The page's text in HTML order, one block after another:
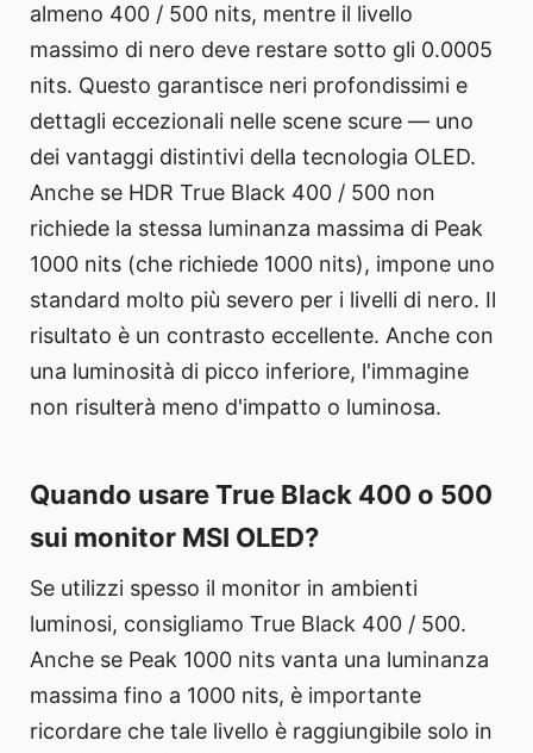
almeno 400 / 500 nits, mentre il livello
massimo di nero deve restare sotto gli 0.0005
nits. Questo garantisce neri profondissimi e
dettagli eccezionali nelle scene scure — uno
dei vantaggi distintivi della tecnologia OLED.
Anche se HDR True Black 400 / 500 non
richiede la stessa luminanza massima di Peak
1000 nits (che richiede 1000 nits), impone uno
standard molto più severo per i livelli di nero. Il
risultato è un contrasto eccellente. Anche con
una luminosità di picco inferiore, l'immagine
non risulterà meno d'impatto o luminosa.
Quando usare True Black 400 o 500
sui monitor MSI OLED?
Se utilizzi spesso il monitor in ambienti
luminosi, consigliamo True Black 400 / 500.
Anche se Peak 1000 nits vanta una luminanza
massima fino a 1000 nits, è importante
ricordare che tale livello è raggiungibile solo in